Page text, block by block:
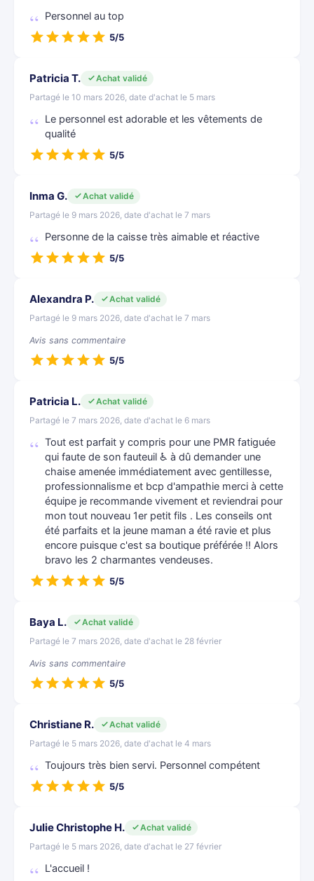
Personnel au top
5/5
Patricia T.
Achat validé
Partagé le 10 mars 2026, date d'achat le 5 mars
Le personnel est adorable et les vêtements de
qualité
5/5
Inma G.
Achat validé
Partagé le 9 mars 2026, date d'achat le 7 mars
Personne de la caisse très aimable et réactive
5/5
Alexandra P.
Achat validé
Partagé le 9 mars 2026, date d'achat le 7 mars
Avis sans commentaire
5/5
Patricia L.
Achat validé
Partagé le 7 mars 2026, date d'achat le 6 mars
Tout est parfait y compris pour une PMR fatiguée
qui faute de son fauteuil ♿ à dû demander une
chaise amenée immédiatement avec gentillesse,
professionnalisme et bcp d'ampathie merci à cette
équipe je recommande vivement et reviendrai pour
mon tout nouveau 1er petit fils . Les conseils ont
été parfaits et la jeune maman a été ravie et plus
encore puisque c'est sa boutique préférée !! Alors
bravo les 2 charmantes vendeuses.
5/5
Baya L.
Achat validé
Partagé le 7 mars 2026, date d'achat le 28 février
Avis sans commentaire
5/5
Christiane R.
Achat validé
Partagé le 5 mars 2026, date d'achat le 4 mars
Toujours très bien servi. Personnel compétent
5/5
Julie Christophe H.
Achat validé
Partagé le 5 mars 2026, date d'achat le 27 février
L'accueil !